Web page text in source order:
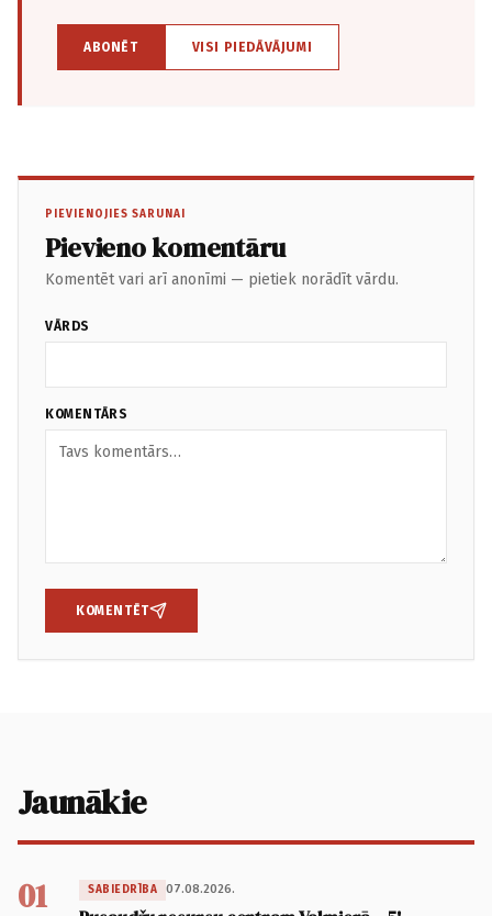
ABONĒT VISI PIEDĀVĀJUMI
PIEVIENOJIES SARUNAI
Pievieno komentāru
Komentēt vari arī anonīmi — pietiek norādīt vārdu.
VĀRDS
KOMENTĀRS
KOMENTĒT
Jaunākie
01 SABIEDRĪBA 07.08.2026.